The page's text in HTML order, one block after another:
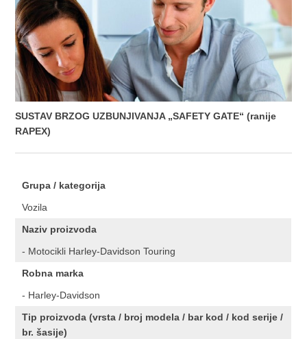
SUSTAV BRZOG UZBUNJIVANJA „SAFETY GATE“ (ranije
RAPEX)
Grupa / kategorija
Vozila
Naziv proizvoda
- Motocikli Harley-Davidson Touring
Robna marka
- Harley-Davidson
Tip proizvoda (vrsta / broj modela / bar kod / kod serije /
br. šasije)